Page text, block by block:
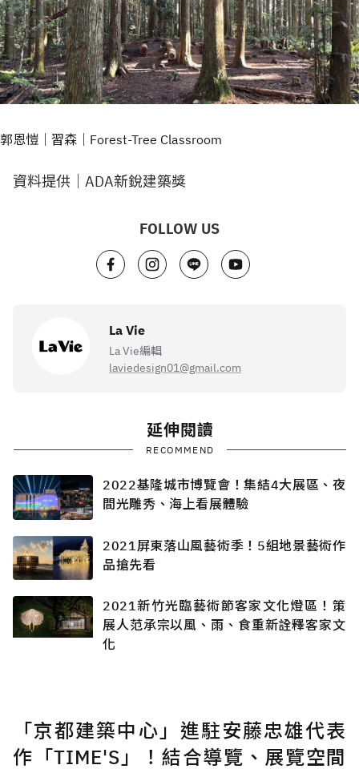
郭恩愷｜習森｜Forest-Tree Classroom
資料提供｜ADA新銳建築獎
FOLLOW US
La Vie
La Vie編輯
laviedesign01@gmail.com
延伸閱讀
RECOMMEND
2022基隆城市博覽會！集結4大展區、夜
間光雕秀、海上看展體驗
2021屏東落山風藝術季！5組地景藝術作
品搶先看
2021新竹光臨藝術節客家文化燈區！策
展人范承宗以風、雨、食重新詮釋客家文
化
「京都建築中心」進駐安藤忠雄代表
作「TIME'S」！結合導覽、展覽空間